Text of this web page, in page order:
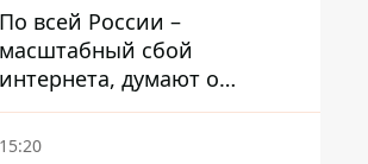
По всей России –
масштабный сбой
интернета, думают о
причинах
15:20